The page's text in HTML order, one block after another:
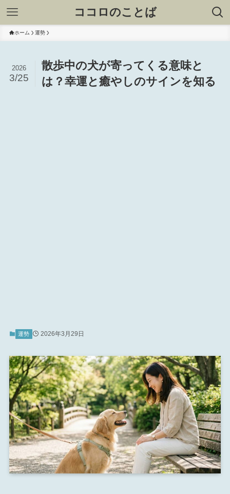
ココロのことば
ホーム 運勢
散歩中の犬が寄ってくる意味と
は？幸運と癒やしのサインを知る
2026
3/25
運勢 2026年3月29日